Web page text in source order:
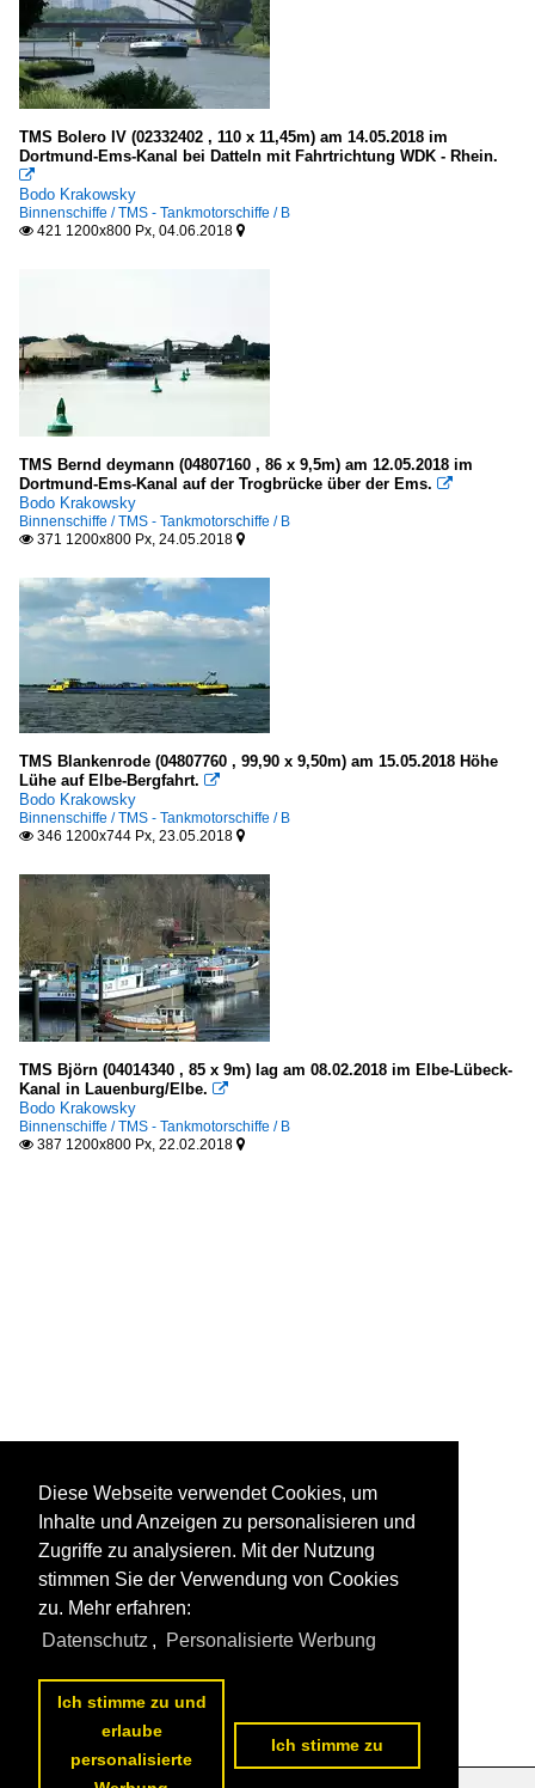
TMS Bolero IV (02332402 , 110 x 11,45m) am 14.05.2018 im
Dortmund-Ems-Kanal bei Datteln mit Fahrtrichtung WDK - Rhein.

Bodo Krakowsky
Binnenschiffe / TMS - Tankmotorschiffe / B
 421 1200x800 Px, 04.06.2018 
TMS Bernd deymann (04807160 , 86 x 9,5m) am 12.05.2018 im
Dortmund-Ems-Kanal auf der Trogbrücke über der Ems. 
Bodo Krakowsky
Binnenschiffe / TMS - Tankmotorschiffe / B
 371 1200x800 Px, 24.05.2018 
TMS Blankenrode (04807760 , 99,90 x 9,50m) am 15.05.2018 Höhe
Lühe auf Elbe-Bergfahrt. 
Bodo Krakowsky
Binnenschiffe / TMS - Tankmotorschiffe / B
 346 1200x744 Px, 23.05.2018 
TMS Björn (04014340 , 85 x 9m) lag am 08.02.2018 im Elbe-Lübeck-
Kanal in Lauenburg/Elbe. 
Bodo Krakowsky
Binnenschiffe / TMS - Tankmotorschiffe / B
 387 1200x800 Px, 22.02.2018 
Diese Webseite verwendet Cookies, um
Inhalte und Anzeigen zu personalisieren und
Zugriffe zu analysieren. Mit der Nutzung
stimmen Sie der Verwendung von Cookies
zu. Mehr erfahren:
Datenschutz , Personalisierte Werbung
Ich stimme zu und
erlaube
personalisierte
Ich stimme zu